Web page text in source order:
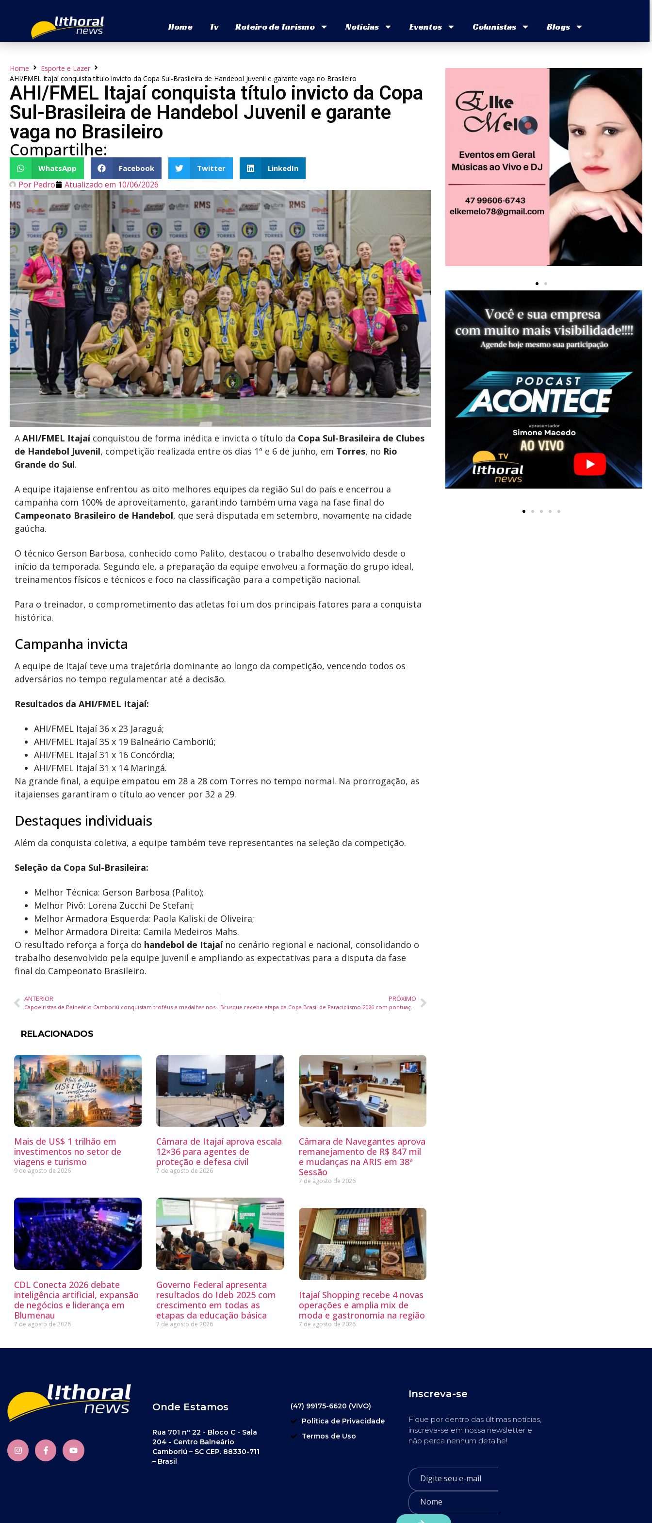
Home Tv Roteiro de Turismo Notícias Eventos Colunistas Blogs
Home
Esporte e Lazer
AHI/FMEL Itajaí conquista título invicto da Copa Sul-Brasileira de Handebol Juvenil e garante vaga no Brasileiro
AHI/FMEL Itajaí conquista título invicto da Copa
Sul-Brasileira de Handebol Juvenil e garante
vaga no Brasileiro
Compartilhe:
WhatsApp Facebook Twitter LinkedIn
Por Pedro Atualizado em 10/06/2026
AAHI/FMEL Itajaíconquistou de forma inédita e invicta o título da Copa Sul-Brasileira de Clubes
de Handebol Juvenil, competição realizada entre os dias 1º e 6 de junho, em Torres, no Rio
Grande do Sul.
A equipe itajaiense enfrentou as oito melhores equipes da região Sul do país e encerrou a
campanha com 100% de aproveitamento, garantindo também uma vaga na fase final do
Campeonato Brasileiro de Handebol, que será disputada em setembro, novamente na cidade
gaúcha.
O técnico Gerson Barbosa, conhecido como Palito, destacou o trabalho desenvolvido desde o
início da temporada. Segundo ele, a preparação da equipe envolveu a formação do grupo ideal,
treinamentos físicos e técnicos e foco na classificação para a competição nacional.
Para o treinador, o comprometimento das atletas foi um dos principais fatores para a conquista
histórica.
Campanha invicta
A equipe de Itajaí teve uma trajetória dominante ao longo da competição, vencendo todos os
adversários no tempo regulamentar até a decisão.
Resultados da AHI/FMEL Itajaí:
AHI/FMEL Itajaí 36 x 23 Jaraguá;
AHI/FMEL Itajaí 35 x 19 Balneário Camboriú;
AHI/FMEL Itajaí 31 x 16 Concórdia;
AHI/FMEL Itajaí 31 x 14 Maringá.
Na grande final, a equipe empatou em 28 a 28 com Torres no tempo normal. Na prorrogação, as
itajaienses garantiram o título ao vencer por 32 a 29.
Destaques individuais
Além da conquista coletiva, a equipe também teve representantes na seleção da competição.
Seleção da Copa Sul-Brasileira:
Melhor Técnica: Gerson Barbosa (Palito);
Melhor Pivô: Lorena Zucchi De Stefani;
Melhor Armadora Esquerda: Paola Kaliski de Oliveira;
Melhor Armadora Direita: Camila Medeiros Mahs.
O resultado reforça a força do handebol de Itajaíno cenário regional e nacional, consolidando o
trabalho desenvolvido pela equipe juvenil e ampliando as expectativas para a disputa da fase
final do Campeonato Brasileiro.
ANTERIOR
Capoeiristas de Balneário Camboriú conquistam troféus e medalhas nos Jogos Sul-Brasileiros da ABADÁ-Capoeira
PRÓXIMO
Brusque recebe etapa da Copa Brasil de Paraciclismo 2026 com pontuação para ranking mundial
RELACIONADOS
Mais de US$ 1 trilhão em
investimentos no setor de
viagens e turismo
9 de agosto de 2026
Câmara de Itajaí aprova escala
12×36 para agentes de
proteção e defesa civil
7 de agosto de 2026
Câmara de Navegantes aprova
remanejamento de R$ 847 mil
e mudanças na ARIS em 38ª
Sessão
7 de agosto de 2026
CDL Conecta 2026 debate
inteligência artificial, expansão
de negócios e liderança em
Blumenau
7 de agosto de 2026
Governo Federal apresenta
resultados do Ideb 2025 com
crescimento em todas as
etapas da educação básica
7 de agosto de 2026
Itajaí Shopping recebe 4 novas
operações e amplia mix de
moda e gastronomia na região
7 de agosto de 2026
Onde Estamos
Rua 701 nº 22 - Bloco C - Sala
204 - Centro Balneário
Camboriú – SC CEP. 88330-711
– Brasil
(47) 99175-6620 (VIVO)
Política de Privacidade
Termos de Uso
Inscreva-se
Fique por dentro das últimas notícias,
inscreva-se em nossa newsletter e
não perca nenhum detalhe!